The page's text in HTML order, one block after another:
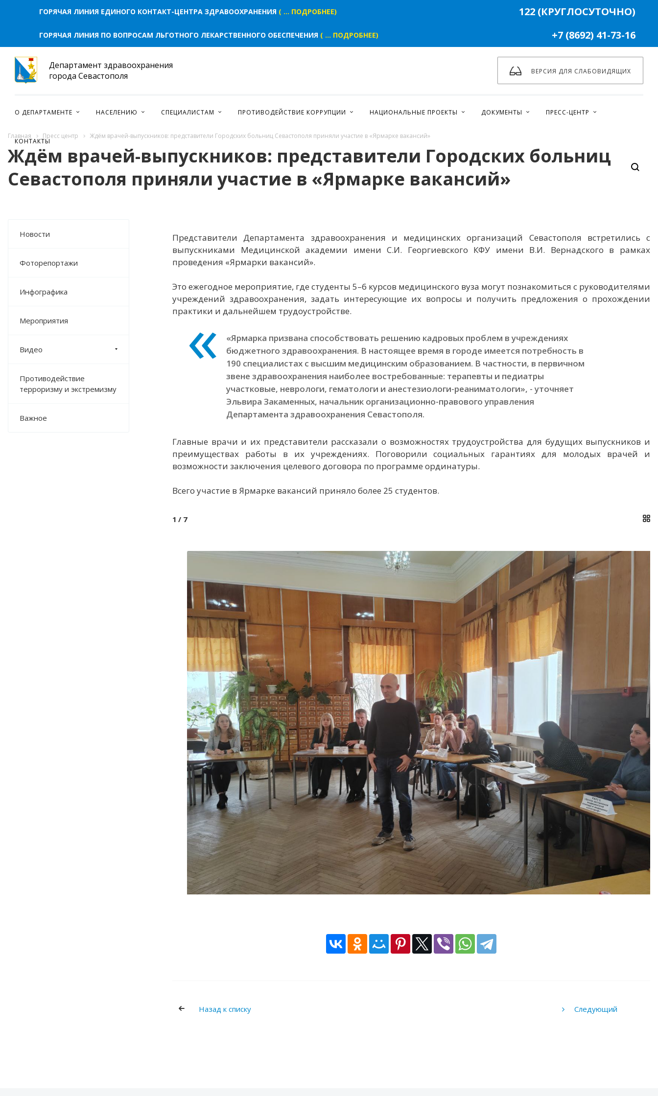
Главная Пресс центр Ждём врачей-выпускников: представители Городских больниц Севастополя приняли участие в «Ярмарке вакансий»
Ждём врачей-выпускников: представители Городских больниц
Севастополя приняли участие в «Ярмарке вакансий»
Новости
Фоторепортажи
Инфографика
Мероприятия
Видео
Противодействие
терроризму и экстремизму
Важное
Представители Департамента здравоохранения и медицинских организаций Севастополя встретились с
выпускниками Медицинской академии имени С.И. Георгиевского КФУ имени В.И. Вернадского в рамках
проведения «Ярмарки вакансий».
Это ежегодное мероприятие, где студенты 5–6 курсов медицинского вуза могут познакомиться с руководителями
учреждений здравоохранения, задать интересующие их вопросы и получить предложения о прохождении
практики и дальнейшем трудоустройстве.
«Ярмарка призвана способствовать решению кадровых проблем в учреждениях
бюджетного здравоохранения. В настоящее время в городе имеется потребность в
190 специалистах с высшим медицинским образованием. В частности, в первичном
звене здравоохранения наиболее востребованные: терапевты и педиатры
участковые, неврологи, гематологи и анестезиологи-реаниматологи», - уточняет
Эльвира Закаменных, начальник организационно-правового управления
Департамента здравоохранения Севастополя.
Главные врачи и их представители рассказали о возможностях трудоустройства для будущих выпускников и
преимуществах работы в их учреждениях. Поговорили социальных гарантиях для молодых врачей и
возможности заключения целевого договора по программе ординатуры.
Всего участие в Ярмарке вакансий приняло более 25 студентов.
1 / 7
Назад к списку Следующий
ГОРЯЧАЯ ЛИНИЯ ЕДИНОГО КОНТАКТ-ЦЕНТРА ЗДРАВООХРАНЕНИЯ ( ... ПОДРОБНЕЕ) 122 (КРУГЛОСУТОЧНО)
ГОРЯЧАЯ ЛИНИЯ ПО ВОПРОСАМ ЛЬГОТНОГО ЛЕКАРСТВЕННОГО ОБЕСПЕЧЕНИЯ ( ... ПОДРОБНЕЕ) +7 (8692) 41-73-16
Департамент здравоохранения
города Севастополя
ВЕРСИЯ ДЛЯ СЛАБОВИДЯЩИХ
О ДЕПАРТАМЕНТЕ НАСЕЛЕНИЮ СПЕЦИАЛИСТАМ ПРОТИВОДЕЙСТВИЕ КОРРУПЦИИ НАЦИОНАЛЬНЫЕ ПРОЕКТЫ ДОКУМЕНТЫ ПРЕСС-ЦЕНТР
КОНТАКТЫ